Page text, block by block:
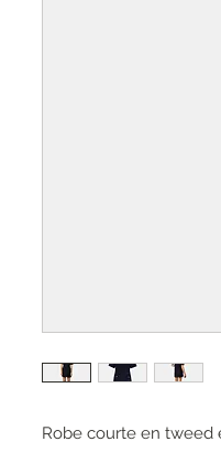
Robe courte en tweed